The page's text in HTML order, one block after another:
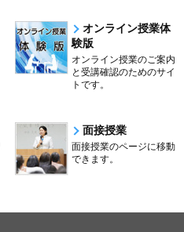
オンライン授業体
験版
オンライン授業のご案内
と受講確認のためのサイ
トです。
面接授業
面接授業のページに移動
できます。